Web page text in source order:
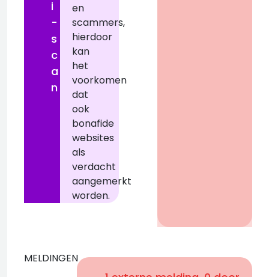
i
-
s
c
a
n
en
scammers,
hierdoor
kan
het
voorkomen
dat
ook
bonafide
websites
als
verdacht
aangemerkt
worden.
MELDINGEN